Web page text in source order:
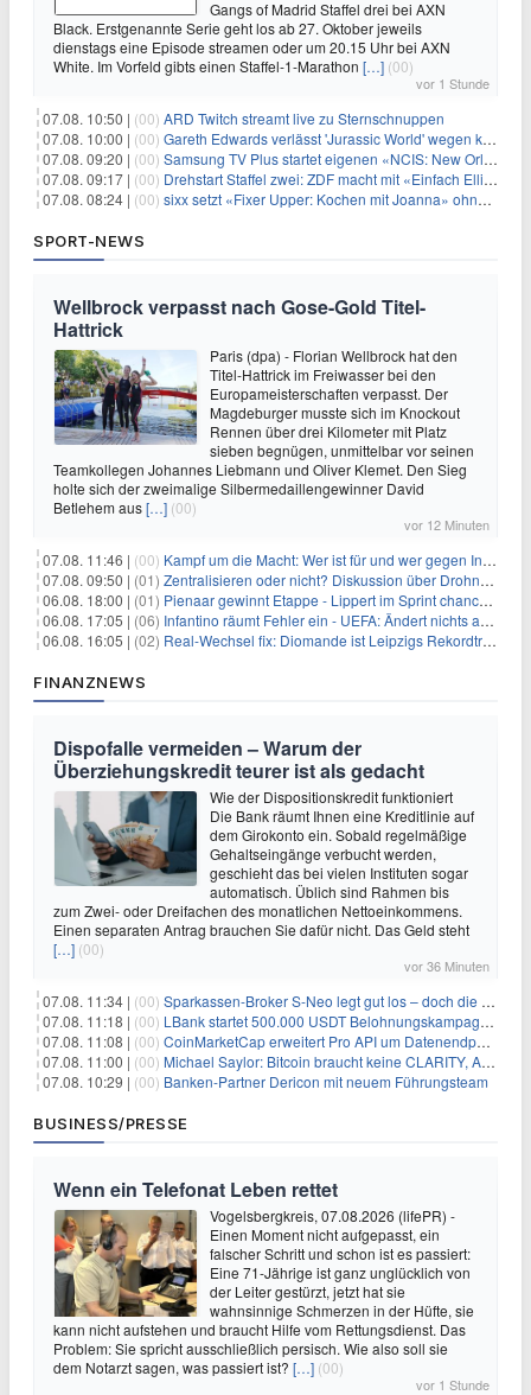
Gangs of Madrid Staffel drei bei AXN
Black. Erstgenannte Serie geht los ab 27. Oktober jeweils
dienstags eine Episode streamen oder um 20.15 Uhr bei AXN
White. Im Vorfeld gibts einen Staffel-1-Marathon […] (00)
vor 1 Stunde
07.08. 10:50 | (00) ARD Twitch streamt live zu Sternschnuppen
07.08. 10:00 | (00) Gareth Edwards verlässt 'Jurassic World' wegen kreativer Differenzen
07.08. 09:20 | (00) Samsung TV Plus startet eigenen «NCIS: New Orleans»-Sender
07.08. 09:17 | (00) Drehstart Staffel zwei: ZDF macht mit «Einfach Elli» weiter
07.08. 08:24 | (00) sixx setzt «Fixer Upper: Kochen mit Joanna» ohne Pause fort
SPORT-NEWS
Wellbrock verpasst nach Gose-Gold Titel-
Hattrick
Paris (dpa) - Florian Wellbrock hat den
Titel-Hattrick im Freiwasser bei den
Europameisterschaften verpasst. Der
Magdeburger musste sich im Knockout
Rennen über drei Kilometer mit Platz
sieben begnügen, unmittelbar vor seinen
Teamkollegen Johannes Liebmann und Oliver Klemet. Den Sieg
holte sich der zweimalige Silbermedaillengewinner David
Betlehem aus[…] (00)
vor 12 Minuten
07.08. 11:46 | (00) Kampf um die Macht: Wer ist für und wer gegen Infantino?
07.08. 09:50 | (01) Zentralisieren oder nicht? Diskussion über Drohnenabwehr
06.08. 18:00 | (01) Pienaar gewinnt Etappe - Lippert im Sprint chancenlos
06.08. 17:05 | (06) Infantino räumt Fehler ein - UEFA: Ändert nichts an Boykott
06.08. 16:05 | (02) Real-Wechsel fix: Diomande ist Leipzigs Rekordtransfer
FINANZNEWS
Dispofalle vermeiden – Warum der
Überziehungskredit teurer ist als gedacht
Wie der Dispositionskredit funktioniert
Die Bank räumt Ihnen eine Kreditlinie auf
dem Girokonto ein. Sobald regelmäßige
Gehaltseingänge verbucht werden,
geschieht das bei vielen Instituten sogar
automatisch. Üblich sind Rahmen bis
zum Zwei- oder Dreifachen des monatlichen Nettoeinkommens.
Einen separaten Antrag brauchen Sie dafür nicht. Das Geld steht
[…] (00)
vor 36 Minuten
07.08. 11:34 | (00) Sparkassen-Broker S-Neo legt gut los – doch die Schwachstellen bleiben
07.08. 11:18 | (00) LBank startet 500.000 USDT Belohnungskampagne mit Pudgy Penguins
07.08. 11:08 | (00) CoinMarketCap erweitert Pro API um Datenendpunkte für reale Vermögenswerte
07.08. 11:00 | (00) Michael Saylor: Bitcoin braucht keine CLARITY, Amerika schon
07.08. 10:29 | (00) Banken-Partner Dericon mit neuem Führungsteam
BUSINESS/PRESSE
Wenn ein Telefonat Leben rettet
Vogelsbergkreis, 07.08.2026 (lifePR) -
Einen Moment nicht aufgepasst, ein
falscher Schritt und schon ist es passiert:
Eine 71-Jährige ist ganz unglücklich von
der Leiter gestürzt, jetzt hat sie
wahnsinnige Schmerzen in der Hüfte, sie
kann nicht aufstehen und braucht Hilfe vom Rettungsdienst. Das
Problem: Sie spricht ausschließlich persisch. Wie also soll sie
dem Notarzt sagen, was passiert ist? […] (00)
vor 1 Stunde